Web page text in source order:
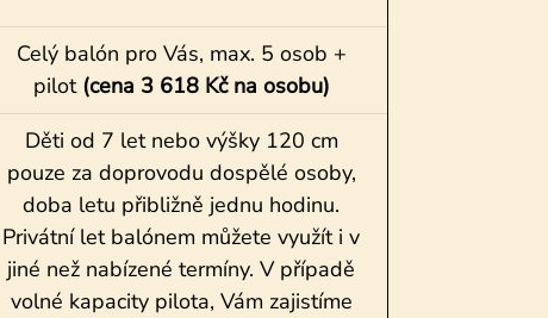
Celý balón pro Vás, max. 5 osob +
pilot (cena 3 618 Kč na osobu)
Děti od 7 let nebo výšky 120 cm
pouze za doprovodu dospělé osoby,
doba letu přibližně jednu hodinu.
Privátní let balónem můžete využít i v
jiné než nabízené termíny. V případě
volné kapacity pilota, Vám zajistíme